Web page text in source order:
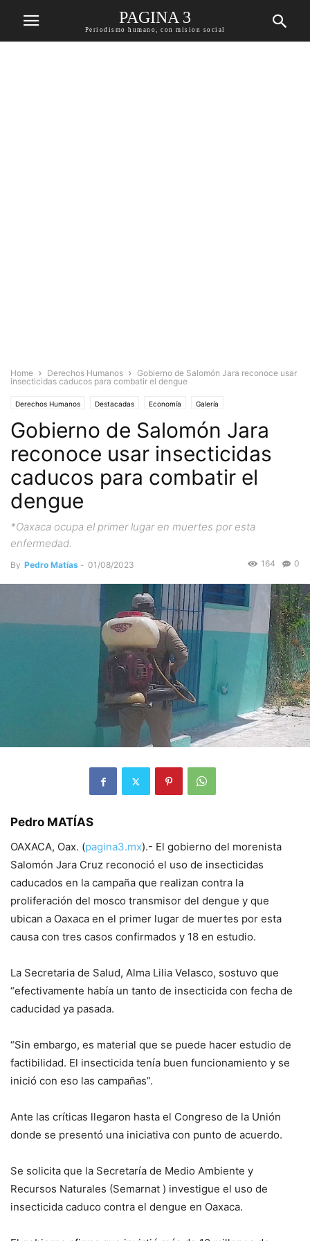
PAGINA 3
Periodismo humano, con mision social
Home Derechos Humanos
Gobierno de Salomón Jara reconoce usar
insecticidas caducos para combatir el dengue
Derechos Humanos Destacadas Economía Galería
Gobierno de Salomón Jara
reconoce usar insecticidas
caducos para combatir el
dengue
*Oaxaca ocupa el primer lugar en muertes por esta
enfermedad.
By Pedro Matías - 01/08/2023 0
164
Pedro MATÍAS
OAXACA, Oax. (pagina3.mx).- El gobierno del morenista
Salomón Jara Cruz reconoció el uso de insecticidas
caducados en la campaña que realizan contra la
proliferación del mosco transmisor del dengue y que
ubican a Oaxaca en el primer lugar de muertes por esta
causa con tres casos confirmados y 18 en estudio.
La Secretaria de Salud, Alma Lilia Velasco, sostuvo que
“efectivamente había un tanto de insecticida con fecha de
caducidad ya pasada.
“Sin embargo, es material que se puede hacer estudio de
factibilidad. El insecticida tenía buen funcionamiento y se
inició con eso las campañas”.
Ante las críticas llegaron hasta el Congreso de la Unión
donde se presentó una iniciativa con punto de acuerdo.
Se solicita que la Secretaría de Medio Ambiente y
Recursos Naturales (Semarnat ) investigue el uso de
insecticida caduco contra el dengue en Oaxaca.